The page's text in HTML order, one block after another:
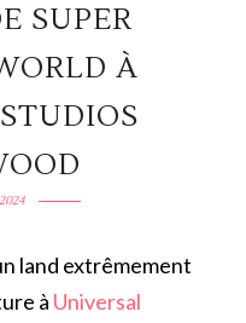
SUPER
À
land extrêmement
à Universal